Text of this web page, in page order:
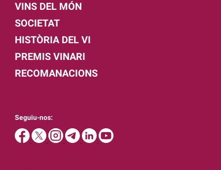
VINS DEL MÓN
SOCIETAT
HISTÒRIA DEL VI
PREMIS VINARI
RECOMANACIONS
Seguiu-nos: